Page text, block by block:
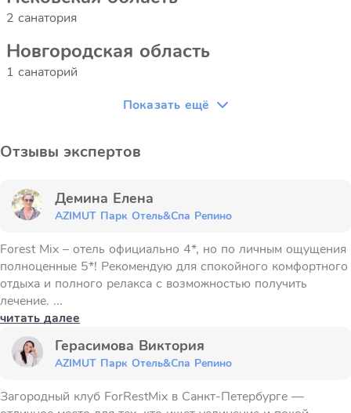
2 санатория
Новгородская область
1 санаторий
Показать ещё
Отзывы экспертов
Демина Елена
AZIMUT Парк Отель&Спа Репино
Forest Mix – отель официально 4*, но по личным ощущения
полноценные 5*! Рекомендую для спокойного комфортного
отдыха и полного релакса с возможностью получить
лечение. ...
читать далее
Герасимова Виктория
AZIMUT Парк Отель&Спа Репино
Загородный клуб ForRestMix в Санкт-Петербурге —